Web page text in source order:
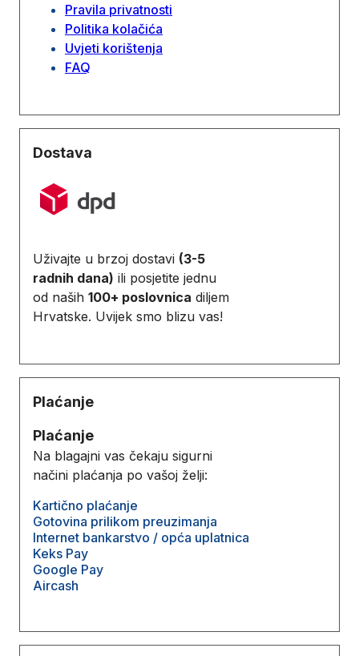
Pravila privatnosti
Politika kolačića
Uvjeti korištenja
FAQ
Dostava
Uživajte u brzoj dostavi (3-5
radnih dana) ili posjetite jednu
od naših 100+ poslovnica diljem
Hrvatske. Uvijek smo blizu vas!
Plaćanje
Plaćanje
Na blagajni vas čekaju sigurni
načini plaćanja po vašoj želji:
Kartično plaćanje
Gotovina prilikom preuzimanja
Internet bankarstvo / opća uplatnica
Keks Pay
Google Pay
Aircash